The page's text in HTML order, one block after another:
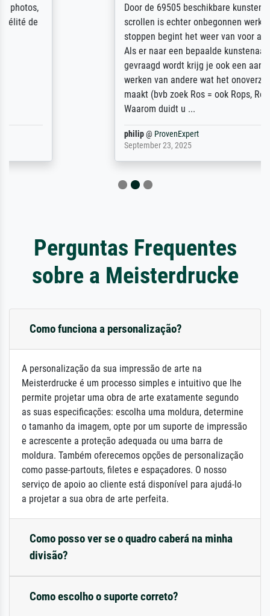
Door de 69505 beschikbare kunstenaars
scrollen is echter onbegonnen werk (na
stoppen begint het weer van voor af aan).
Als er naar een bepaalde kunstenaar
gevraagd wordt krijg je ook een aantal
werken van andere wat het onoverzichtelijk
maakt (bvb zoek Ros = ook Rops, Rose etc).
ProvenExpert
Perguntas Frequentes
sobre a Meisterdrucke
Como funciona a personalização?
A personalização da sua impressão de arte na
Meisterdrucke é um processo simples e intuitivo que lhe
permite projetar uma obra de arte exatamente segundo
as suas especificações: escolha uma moldura, determine
o tamanho da imagem, opte por um suporte de impressão
e acrescente a proteção adequada ou uma barra de
moldura. Também oferecemos opções de personalização
como passe-partouts, filetes e espaçadores. O nosso
serviço de apoio ao cliente está disponível para ajudá-lo
a projetar a sua obra de arte perfeita.
Como posso ver se o quadro caberá na minha
divisão?
Como escolho o suporte correto?